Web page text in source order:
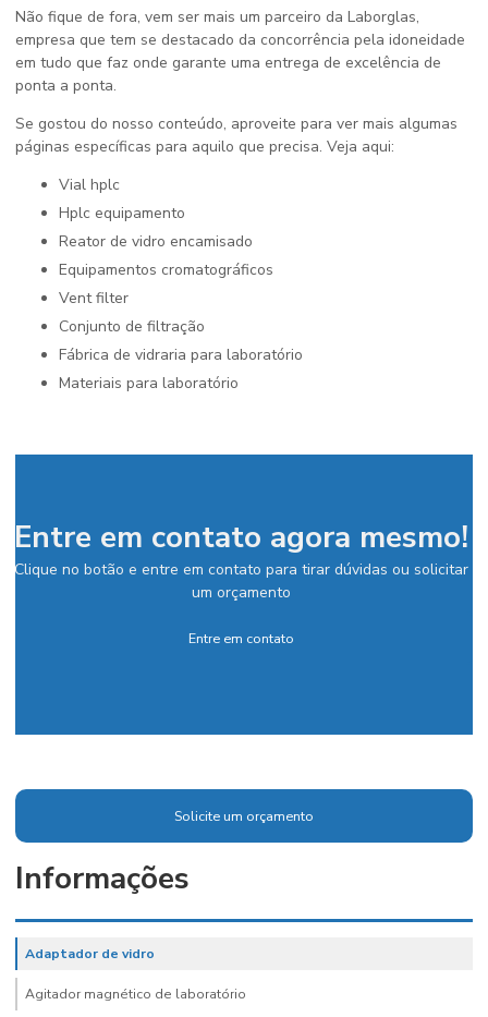
Não fique de fora, vem ser mais um parceiro da Laborglas,
empresa que tem se destacado da concorrência pela idoneidade
em tudo que faz onde garante uma entrega de excelência de
ponta a ponta.
Se gostou do nosso conteúdo, aproveite para ver mais algumas
páginas específicas para aquilo que precisa. Veja aqui:
vial hplc
hplc equipamento
reator de vidro encamisado
equipamentos cromatográficos
vent filter
conjunto de filtração
fábrica de vidraria para laboratório
materiais para laboratório
Entre em contato agora mesmo!
Clique no botão e entre em contato para tirar dúvidas ou solicitar
um orçamento
Entre em contato
Solicite um orçamento
Informações
Adaptador de vidro
Agitador magnético de laboratório